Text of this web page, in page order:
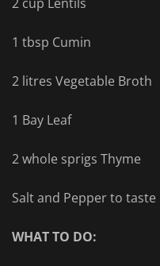
1 tbsp Cumin
2 litres Vegetable Broth
1 Bay Leaf
2 whole sprigs Thyme
Salt and Pepper to taste
WHAT TO DO: